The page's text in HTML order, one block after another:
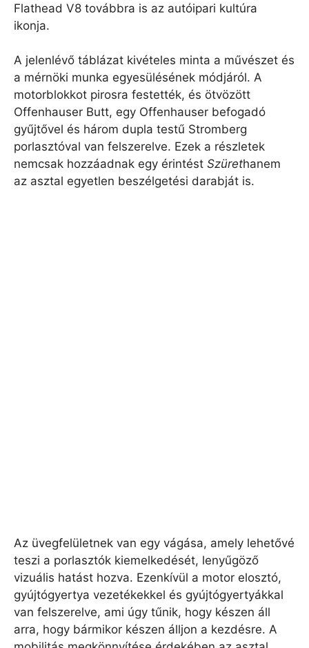
Flathead V8 továbbra is az autóipari kultúra
ikonja.
A jelenlévő táblázat kivételes minta a művészet és
a mérnöki munka egyesülésének módjáról. A
motorblokkot pirosra festették, és ötvözött
Offenhauser Butt, egy Offenhauser befogadó
gyűjtővel és három dupla testű Stromberg
porlasztóval van felszerelve. Ezek a részletek
nemcsak hozzáadnak egy érintést Szürethanem
az asztal egyetlen beszélgetési darabját is.
Az üvegfelületnek van egy vágása, amely lehetővé
teszi a porlasztók kiemelkedését, lenyűgöző
vizuális hatást hozva. Ezenkívül a motor elosztó,
gyújtógyertya vezetékekkel és gyújtógyertyákkal
van felszerelve, ami úgy tűnik, hogy készen áll
arra, hogy bármikor készen álljon a kezdésre. A